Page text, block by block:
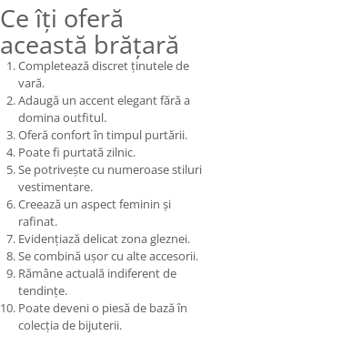
Ce îți oferă
această brățară
Completează discret ținutele de
vară.
Adaugă un accent elegant fără a
domina outfitul.
Oferă confort în timpul purtării.
Poate fi purtată zilnic.
Se potrivește cu numeroase stiluri
vestimentare.
Creează un aspect feminin și
rafinat.
Evidențiază delicat zona gleznei.
Se combină ușor cu alte accesorii.
Rămâne actuală indiferent de
tendințe.
Poate deveni o piesă de bază în
colecția de bijuterii.